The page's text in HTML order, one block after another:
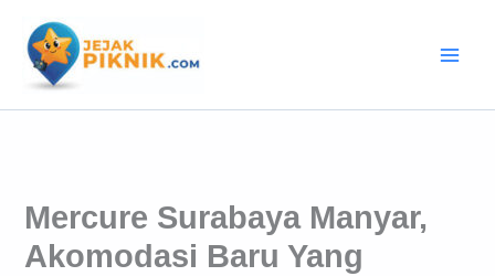
konten
Mercure Surabaya Manyar,
Akomodasi Baru Yang